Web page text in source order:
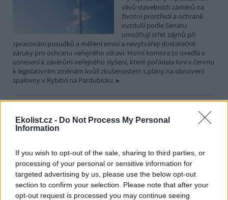
Ekolist.cz - Do Not Process My Personal
Information
If you wish to opt-out of the sale, sharing to third parties, or
processing of your personal or sensitive information for
targeted advertising by us, please use the below opt-out
section to confirm your selection. Please note that after your
opt-out request is processed you may continue seeing
vlivů stavebních záměrů na
životní prostředí a ochraně
ovzduší podle Senátu
umožňují střet zájmů při
zpracování posudků a měření emisí a nevytvářejí dostatečné
záruky pro ochranu veřejného zdraví. Horní komora to uvedla v
usnesení k závěrům veřejného slyšení, které pořádala loni v červnu
k legislativním změnám kvůli zkušenostem s plány na obnovení
spalovny v Rybitví na Pardubicku.
V národním parku v Keni uhynulo až 15 slonů, úřady
zkoumají příčinu
29.7.2026 19:07 (
15 slonů, k němuž došlo v
uplynulém měsíci v národním
parku Amboseli. V minulosti se
v této východoafrické zemi
opakovaně objevily případy otrav slonů, které souvisely s
pytláctvím, uvedla agentura AP.